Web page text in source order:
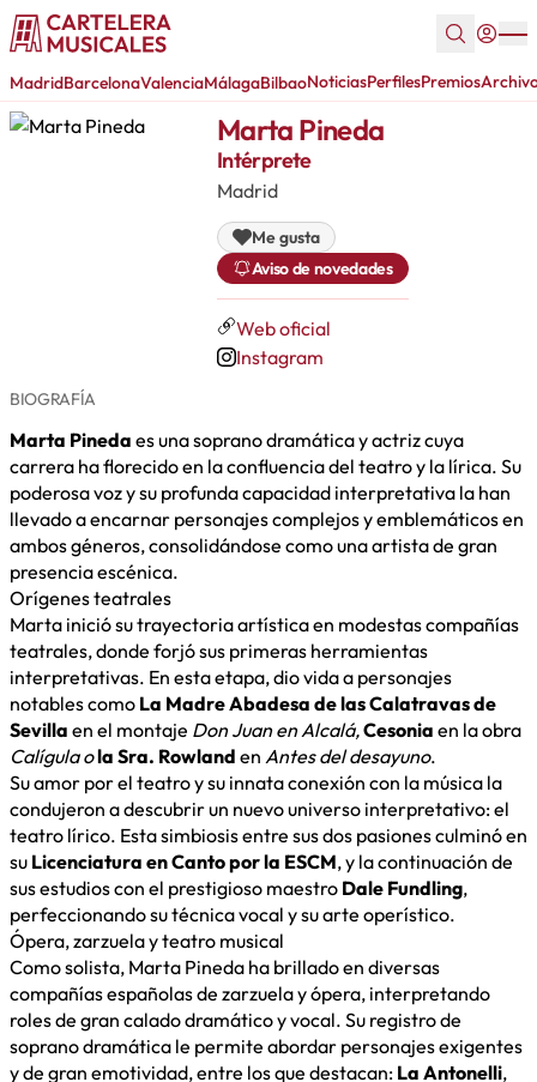
MadridBarcelonaValenciaMálagaBilbaoNoticiasPerfilesPremios
Marta Pineda
Intérprete
Madrid
Me gusta
Aviso de novedades
Web oficial
Instagram
BIOGRAFÍA
Marta Pineda es una soprano dramática y actriz cuya
carrera ha florecido en la confluencia del teatro y la lírica. Su
poderosa voz y su profunda capacidad interpretativa la han
llevado a encarnar personajes complejos y emblemáticos en
ambos géneros, consolidándose como una artista de gran
presencia escénica.
Orígenes teatrales
Marta inició su trayectoria artística en modestas compañías
teatrales, donde forjó sus primeras herramientas
interpretativas. En esta etapa, dio vida a personajes
notables como La Madre Abadesa de las Calatravas de
Sevilla en el montaje Don Juan en Alcalá,Cesonia en la obra
Calígula ola Sra. Rowland en Antes del desayuno.
Su amor por el teatro y su innata conexión con la música la
condujeron a descubrir un nuevo universo interpretativo: el
teatro lírico. Esta simbiosis entre sus dos pasiones culminó en
su Licenciatura en Canto por la ESCM, y la continuación de
sus estudios con el prestigioso maestro Dale Fundling,
perfeccionando su técnica vocal y su arte operístico.
Ópera, zarzuela y teatro musical
Como solista, Marta Pineda ha brillado en diversas
compañías españolas de zarzuela y ópera, interpretando
roles de gran calado dramático y vocal. Su registro de
soprano dramática le permite abordar personajes exigentes
y de gran emotividad, entre los que destacan: La Antonelli,